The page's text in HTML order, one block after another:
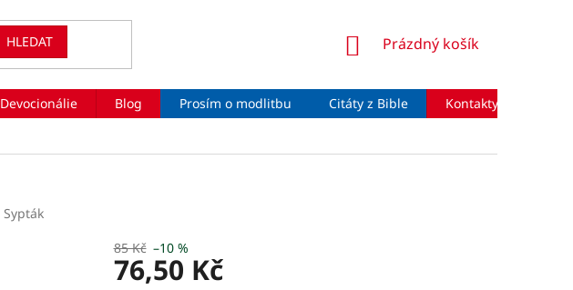
HLEDAT
NÁKUPNÍ
Prázdný košík
Devocionálie Blog Prosím o modlitbu Citáty z Bible Kontakty
Sypták
85 Kč –10 %
76,50 Kč